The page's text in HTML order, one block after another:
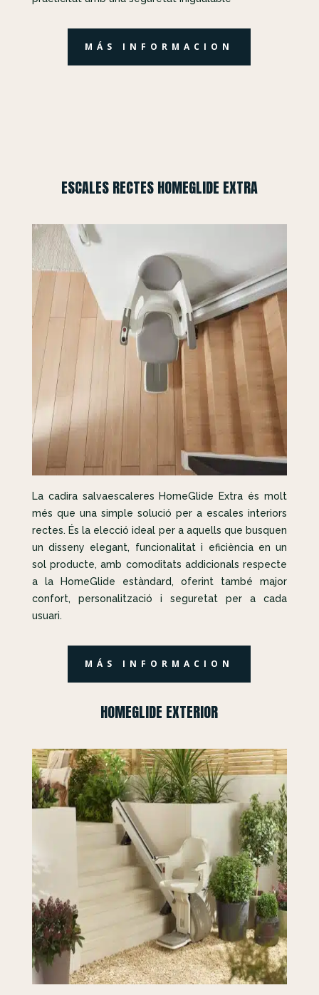
MÁS INFORMACION
ESCALES RECTES HOMEGLIDE EXTRA
La cadira salvaescaleres HomeGlide Extra és molt
més que una simple solució per a escales interiors
rectes. És la elecció ideal per a aquells que busquen
un disseny elegant, funcionalitat i eficiència en un
sol producte, amb comoditats addicionals respecte
a la HomeGlide estàndard, oferint també major
confort, personalització i seguretat per a cada
usuari.
MÁS INFORMACION
HOMEGLIDE EXTERIOR